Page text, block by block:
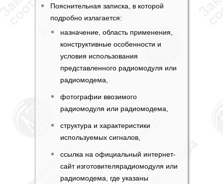
Пояснительная записка, в которой
подробно излагается:
назначение, область применения,
конструктивные особенности и
условия использования
представленного радиомодуля или
радиомодема,
фотографии ввозимого
радиомодуля или радиомодема,
структура и характеристики
используемых сигналов,
ссылка на официальный интернет-
сайт изготовителярадиомодуля или
радиомодема, где указаны